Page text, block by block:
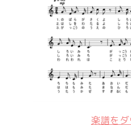
楽譜を